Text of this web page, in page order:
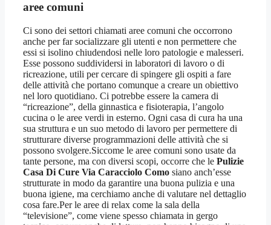
aree comuni
Ci sono dei settori chiamati aree comuni che occorrono
anche per far socializzare gli utenti e non permettere che
essi si isolino chiudendosi nelle loro patologie e malesseri.
Esse possono suddividersi in laboratori di lavoro o di
ricreazione, utili per cercare di spingere gli ospiti a fare
delle attività che portano comunque a creare un obiettivo
nel loro quotidiano. Ci potrebbe essere la camera di
“ricreazione”, della ginnastica e fisioterapia, l’angolo
cucina o le aree verdi in esterno. Ogni casa di cura ha una
sua struttura e un suo metodo di lavoro per permettere di
strutturare diverse programmazioni delle attività che si
possono svolgere.Siccome le aree comuni sono usate da
tante persone, ma con diversi scopi, occorre che le Pulizie
Casa Di Cure Via Caracciolo Como siano anch’esse
strutturate in modo da garantire una buona pulizia e una
buona igiene, ma cerchiamo anche di valutare nel dettaglio
cosa fare.Per le aree di relax come la sala della
“televisione”, come viene spesso chiamata in gergo